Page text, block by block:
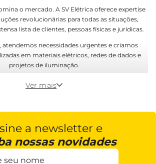
o mercado. A SV Elétrica oferece expertise
revolucionárias para todas as situações,
lista de clientes, pessoas físicas e jurídicas.
necessidades urgentes e criamos
em materiais elétricos, redes de dados e
projetos de iluminação.
vivenciar o diferencial que só a SV proporciona
para você.
Ver mais
a newsletter e
nossas novidades